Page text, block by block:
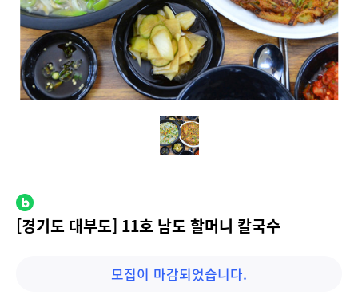
[경기도 대부도] 11호 남도 할머니 칼국수
모집이 마감되었습니다.